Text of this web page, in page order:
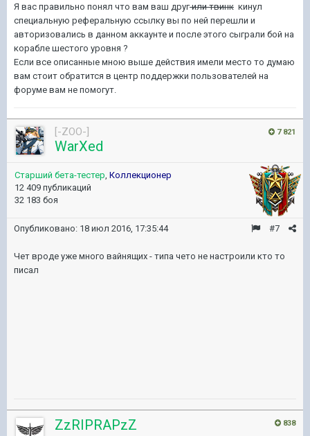
Я вас правильно понял что вам ваш другили твинк кинул
специальную реферальную ссылку вы по ней перешли и
авторизовались в данном аккаунте и после этого сыграли бой на
корабле шестого уровня ?
Если все описанные мною выше действия имели место то думаю
вам стоит обратится в центр поддержки пользователей на
форуме вам не помогут.
7 821
[-ZOO-]
WarXed
Старший бета-тестер Коллекционер
12 409 публикаций
32 183 боя
#7
Опубликовано: 18 июл 2016, 17:35:44
Чет вроде уже много вайнящих - типа чето не настроили кто то
писал
838
ZzRIPRAPzZ